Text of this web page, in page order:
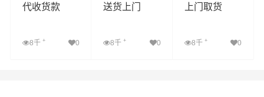
代收货款
8千 + 0
送货上门
8千+ 0
上门取货
8千 + 0